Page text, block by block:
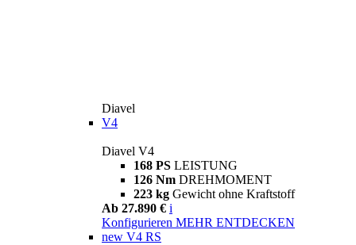
Diavel
V4
Diavel V4
168 PS LEISTUNG
126 Nm DREHMOMENT
223 kg Gewicht ohne Kraftstoff
Ab 27.890 € i
Konfigurieren MEHR ENTDECKEN
new V4 RS